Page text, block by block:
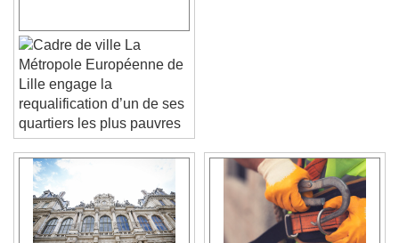
Video Player is loading.
Play
Skip Backward
Skip Forward
Unmute
La
Métropole Européenne de
Lille engage la
requalification d’un de ses
quartiers les plus pauvres